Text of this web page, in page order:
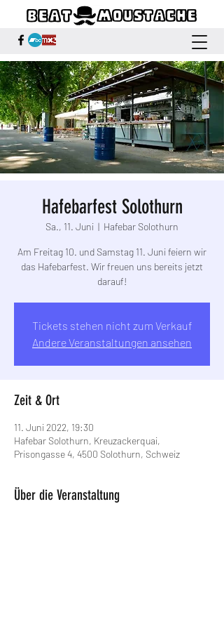
Hafebarfest Solothurn
Sa., 11. Juni
  |
Hafebar Solothurn
Am Freitag 10. und Samstag 11. Juni feiern wir
das Hafebarfest. Wir freuen uns bereits jetzt
darauf!
Tickets stehen nicht zum Verkauf
Andere Veranstaltungen ansehen
Zeit & Ort
11. Juni 2022, 19:30
Hafebar Solothurn, Kreuzackerquai,
Prisongasse 4, 4500 Solothurn, Schweiz
Über die Veranstaltung